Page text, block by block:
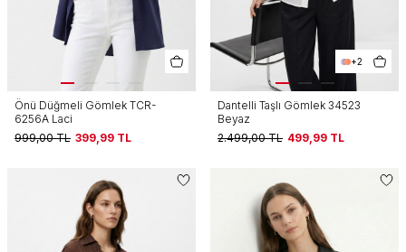
Önü Düğmeli Gömlek TCR-
6256A Laci
999,00TL 399,99 TL
+2
Dantelli Taşlı Gömlek 34523
Beyaz
2.499,00TL 499,99 TL